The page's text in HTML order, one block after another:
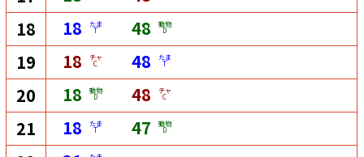
18 18 たま
T 48 動物
D
19 18 チャ
C 48 たま
T
20 18 動物
D 48 チャ
C
21 18 たま
T 47 動物
D